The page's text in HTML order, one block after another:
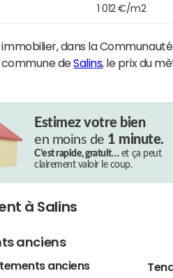
1 012 €/m2
dans la
commune deSalins, le prix du
Estimez votre bien
en moins de 1 minute.
C’est rapide, gratuit…et ça peut
clairement valoir le coup.
à Salins
anciens
anciens